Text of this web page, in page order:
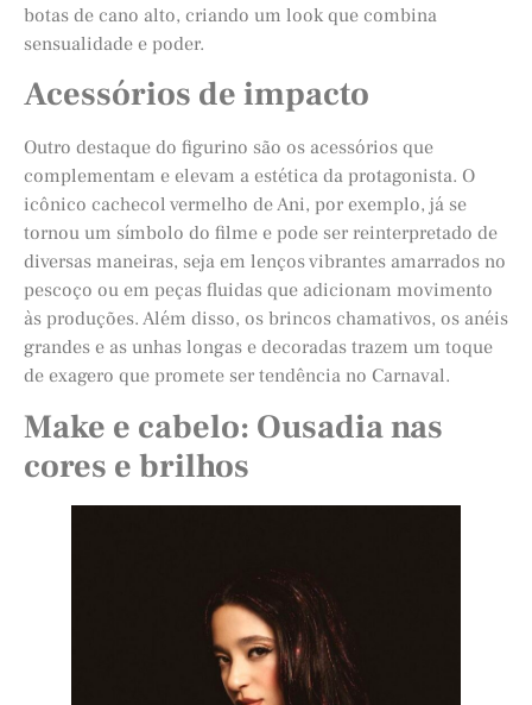
botas de cano alto, criando um look que combina
sensualidade e poder.
Acessórios de impacto
Outro destaque do figurino são os acessórios que
complementam e elevam a estética da protagonista. O
icônico cachecol vermelho de Ani, por exemplo, já se
tornou um símbolo do filme e pode ser reinterpretado de
diversas maneiras, seja em lenços vibrantes amarrados no
pescoço ou em peças fluidas que adicionam movimento
às produções. Além disso, os brincos chamativos, os anéis
grandes e as unhas longas e decoradas trazem um toque
de exagero que promete ser tendência no Carnaval.
Make e cabelo: Ousadia nas
cores e brilhos